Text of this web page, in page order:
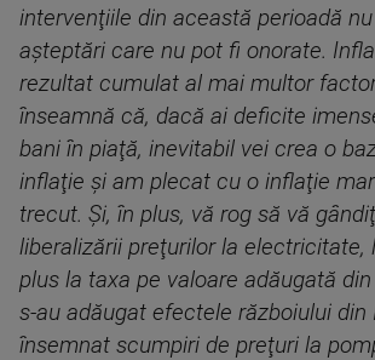
intervenţiile din această perioadă
aşteptări care nu pot fi onorate.
rezultat cumulat al mai multor
înseamnă că, dacă ai deficite
bani în piaţă, inevitabil vei crea o
inflaţie şi am plecat cu o inflaţie
trecut. Şi, în plus, vă rog să vă
liberalizării preţurilor la electricitate,
plus la taxa pe valoare adăugată
s-au adăugat efectele războiului din
însemnat scumpiri de preţuri la